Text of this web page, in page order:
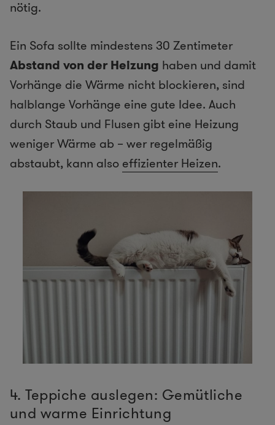
nötig.
Ein Sofa sollte mindestens 30 Zentimeter
Abstand von der Heizung haben und damit
Vorhänge die Wärme nicht blockieren, sind
halblange Vorhänge eine gute Idee. Auch
durch Staub und Flusen gibt eine Heizung
weniger Wärme ab – wer regelmäßig
abstaubt, kann also effizienter Heizen.
4. Teppiche auslegen: Gemütliche
und warme Einrichtung